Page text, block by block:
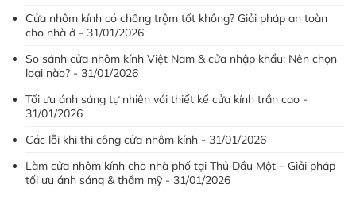
Cửa nhôm kính có chống trộm tốt không? Giải pháp an toàn
cho nhà ở - 31/01/2026
So sánh cửa nhôm kính Việt Nam & cửa nhập khẩu: Nên chọn
loại nào? - 31/01/2026
Tối ưu ánh sáng tự nhiên với thiết kế cửa kính trần cao -
31/01/2026
Các lỗi khi thi công cửa nhôm kính - 31/01/2026
Làm cửa nhôm kính cho nhà phố tại Thủ Dầu Một – Giải pháp
tối ưu ánh sáng & thẩm mỹ - 31/01/2026